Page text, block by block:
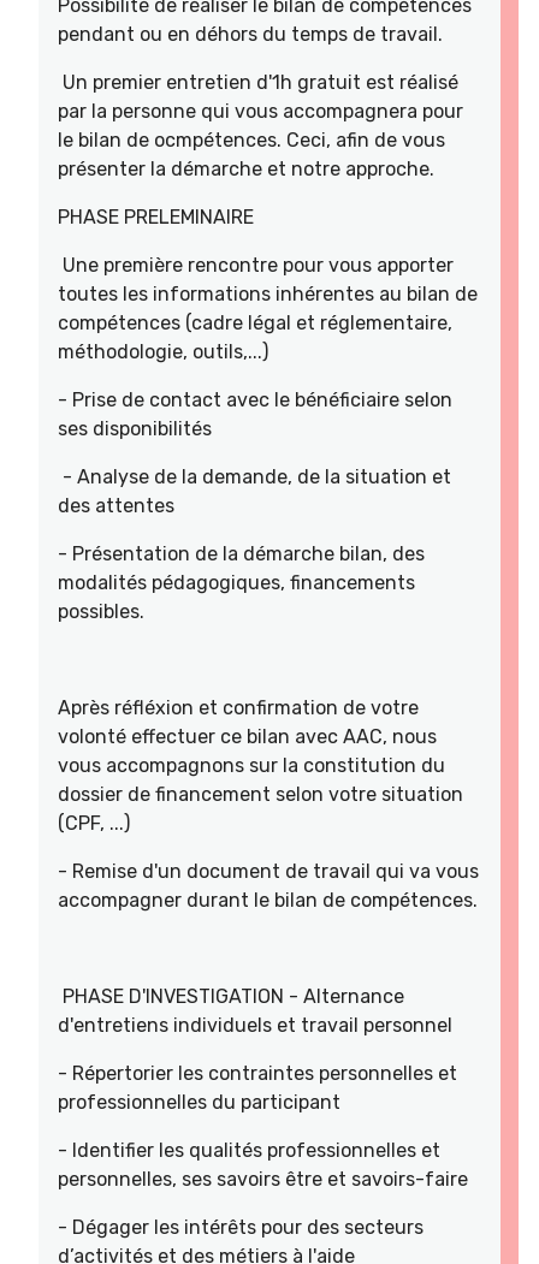
Possibilité de réaliser le bilan de compétences
pendant ou en déhors du temps de travail.
Un premier entretien d'1h gratuit est réalisé
par la personne qui vous accompagnera pour
le bilan de ocmpétences. Ceci, afin de vous
présenter la démarche et notre approche.
PHASE PRELEMINAIRE
Une première rencontre pour vous apporter
toutes les informations inhérentes au bilan de
compétences (cadre légal et réglementaire,
méthodologie, outils,...)
- Prise de contact avec le bénéficiaire selon
ses disponibilités
- Analyse de la demande, de la situation et
des attentes
- Présentation de la démarche bilan, des
modalités pédagogiques, financements
possibles.
Après réfléxion et confirmation de votre
volonté effectuer ce bilan avec AAC, nous
vous accompagnons sur la constitution du
dossier de financement selon votre situation
(CPF, ...)
- Remise d'un document de travail qui va vous
accompagner durant le bilan de compétences.
PHASE D'INVESTIGATION - Alternance
d'entretiens individuels et travail personnel
- Répertorier les contraintes personnelles et
professionnelles du participant
- Identifier les qualités professionnelles et
personnelles, ses savoirs être et savoirs-faire
- Dégager les intérêts pour des secteurs
d’activités et des métiers à l'aide